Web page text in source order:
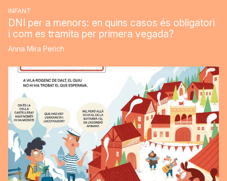
INFANT
DNI per a menors: en quins casos és obligatori
i com es tramita per primera vegada?
Anna Mira Perich